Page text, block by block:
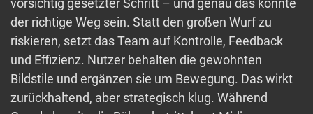
der richtige Weg sein. Statt den großen Wurf zu
riskieren, setzt das Team auf Kontrolle, Feedback
und Effizienz. Nutzer behalten die gewohnten
Bildstile und ergänzen sie um Bewegung. Das wirkt
zurückhaltend, aber strategisch klug. Während